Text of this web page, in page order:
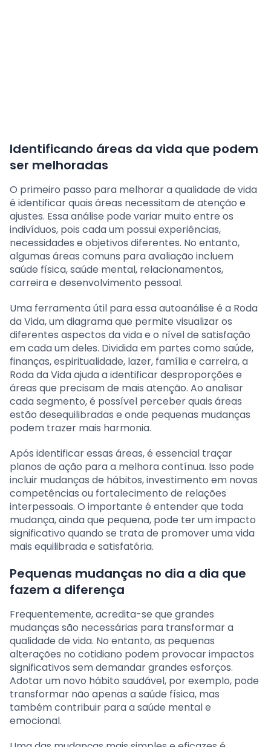
Identificando áreas da vida que podem
ser melhoradas
O primeiro passo para melhorar a qualidade de vida
é identificar quais áreas necessitam de atenção e
ajustes. Essa análise pode variar muito entre os
indivíduos, pois cada um possui experiências,
necessidades e objetivos diferentes. No entanto,
algumas áreas comuns para avaliação incluem
saúde física, saúde mental, relacionamentos,
carreira e desenvolvimento pessoal.
Uma ferramenta útil para essa autoanálise é a Roda
da Vida, um diagrama que permite visualizar os
diferentes aspectos da vida e o nível de satisfação
em cada um deles. Dividida em partes como saúde,
finanças, espiritualidade, lazer, família e carreira, a
Roda da Vida ajuda a identificar desproporções e
áreas que precisam de mais atenção. Ao analisar
cada segmento, é possível perceber quais áreas
estão desequilibradas e onde pequenas mudanças
podem trazer mais harmonia.
Após identificar essas áreas, é essencial traçar
planos de ação para a melhora contínua. Isso pode
incluir mudanças de hábitos, investimento em novas
competências ou fortalecimento de relações
interpessoais. O importante é entender que toda
mudança, ainda que pequena, pode ter um impacto
significativo quando se trata de promover uma vida
mais equilibrada e satisfatória.
Pequenas mudanças no dia a dia que
fazem a diferença
Frequentemente, acredita-se que grandes
mudanças são necessárias para transformar a
qualidade de vida. No entanto, as pequenas
alterações no cotidiano podem provocar impactos
significativos sem demandar grandes esforços.
Adotar um novo hábito saudável, por exemplo, pode
transformar não apenas a saúde física, mas
também contribuir para a saúde mental e
emocional.